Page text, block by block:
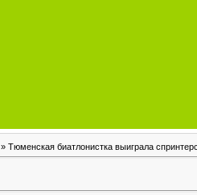
» Тюменская биатлонистка выиграла